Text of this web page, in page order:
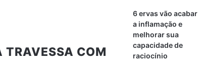
TRAVESSA COM
6 ervas vão acabar
a inflamação e
melhorar sua
capacidade de
raciocínio